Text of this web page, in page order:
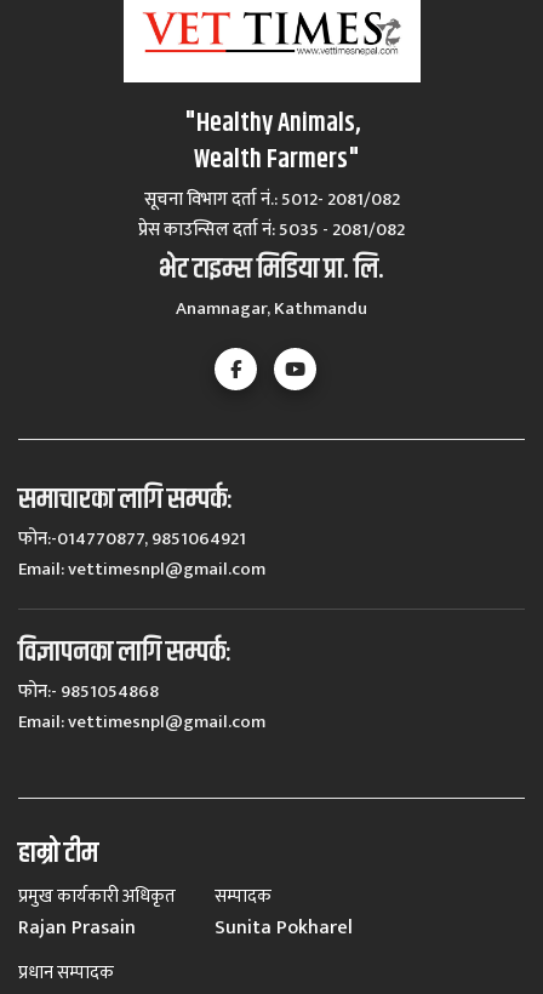
"Healthy Animals,
Wealth Farmers"
सूचना विभाग दर्ता नं.: 5012- 2081/082
प्रेस काउन्सिल दर्ता नं‍: 5035 - 2081/082
भेट टाइम्स मिडिया प्रा. लि.
Anamnagar, Kathmandu
समाचारका लागि सम्पर्कः
फोन:-014770877, 9851064921
Email:vettimesnpl@gmail.com
विज्ञापनका लागि सम्पर्कः
फोन:- 9851054868
Email:vettimesnpl@gmail.com
हाम्रो टीम
प्रमुख कार्यकारी अधिकृत
Rajan Prasain
सम्पादक
Sunita Pokharel
प्रधान सम्पादक